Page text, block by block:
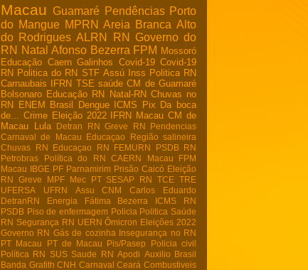
Macau Guamaré Pendências Porto
do Mangue MPRN Areia Branca Alto
do Rodrigues ALRN RN
Governo do
RN Natal Afonso Bezerra FPM Mossoró
Educação Caern Galinhos Covid-19 Covid-19
RN Politica do RN STF Assú Inss Politica RN
Carnaubais
IFRN TSE saúde CM de Guamaré
Bolsonaro Educação RN Natal-RN Chuvas no
RN
ENEM Brasil Dengue ICMS Pix Da boca
de...
Crime Eleição 2022 IFRN Macau CM de
Macau
Lula Detran RN Greve RN
Pendencias
Carnaval de Macau
Educaçao
Região salineira
Chuvas RN
Educaçao RN FEMURN
PSDB RN
Petrobras
Política do RN CAERN Macau
FPM
Macau IBGE PF Parnamirim Prisão Caicó Eleição
RN
Greve MPF Mec PT SESAP RN TCE TRE
UFERSA
UFRN Assu CNM
Carlos Eduardo
DetranRN
Energia Fátima Bezerra
ICMS RN
PSDB Piso de enfermagem Policia Politica Saúde
RN Segurança RN UERN Ômicron Eleições 2022
Governo RN Gás de cozinha Insegurança no RN
PT Macau
PT de Macau Pis/Pasep
Policia civil
Política RN
SUS Saude RN Apodi Auxilio Brasil
Banda Grafith CNH Carnaval Ceará Combustiveis